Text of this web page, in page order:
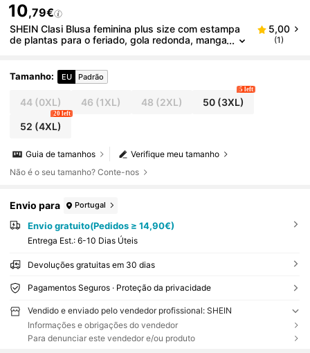
10,79€
SHEIN Clasi Blusa feminina plus size com estampa
de plantas para o feriado, gola redonda, manga
5,00
(1)
Tamanho: EU Padrão
44(0XL) 46 (1XL) 48 (2XL) 50(3XL)
5 left
52 (4XL)
20 left
Verifique meu tamanho
Guia de tamanhos
Não é o seu tamanho? Conte-nos
Envio para Portugal
Envio gratuito(Pedidos ≥ 14,90€)
Entrega Est.: 6-10 Dias Úteis
Devoluções gratuitas em 30 dias
Pagamentos Seguros · Proteção da privacidade
Vendido e enviado pelo vendedor profissional: SHEIN
Informações e obrigações do vendedor
Para denunciar este vendedor e/ou produto